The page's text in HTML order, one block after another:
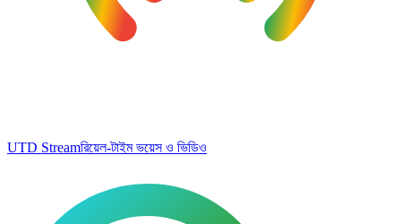
UTD Streamরিয়েল-টাইম ভয়েস ও ভিডিও